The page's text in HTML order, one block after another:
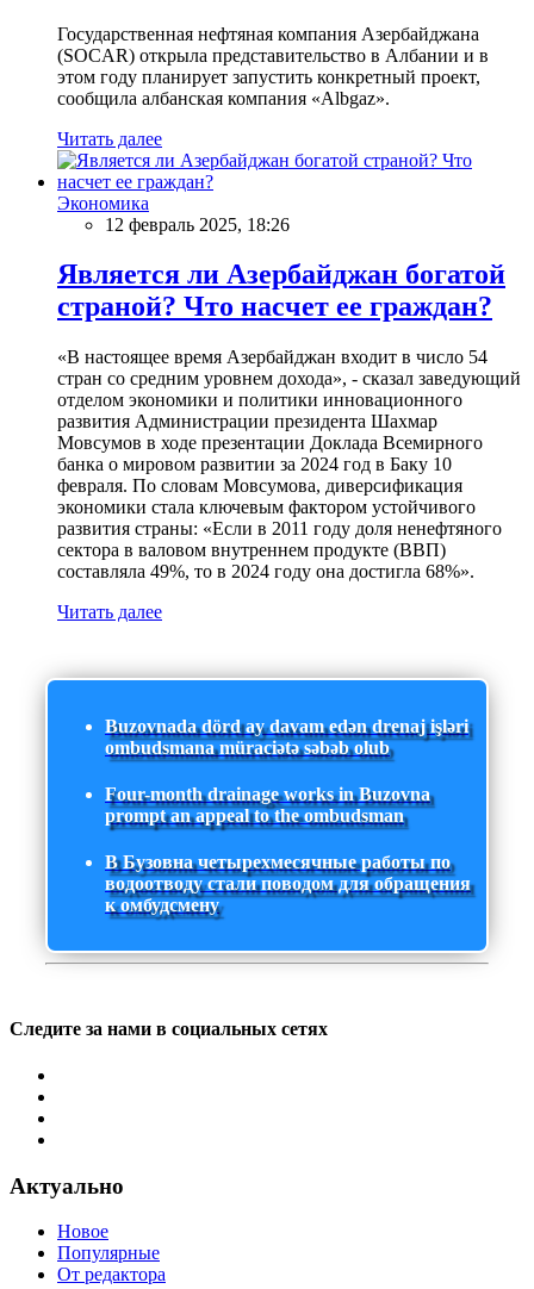
Государственная нефтяная компания Азербайджана
(SOCAR) открыла представительство в Албании и в
этом году планирует запустить конкретный проект,
сообщила албанская компания «Albgaz».
Читать далее
Экономика
12 февраль 2025, 18:26
Является ли Азербайджан богатой
страной? Что насчет ее граждан?
«В настоящее время Азербайджан входит в число 54
стран со средним уровнем дохода», - сказал заведующий
отделом экономики и политики инновационного
развития Администрации президента Шахмар
Мовсумов в ходе презентации Доклада Всемирного
банка о мировом развитии за 2024 год в Баку 10
февраля. По словам Мовсумова, диверсификация
экономики стала ключевым фактором устойчивого
развития страны: «Если в 2011 году доля ненефтяного
сектора в валовом внутреннем продукте (ВВП)
составляла 49%, то в 2024 году она достигла 68%».
Читать далее
Buzovnada dörd ay davam edən drenaj işləri
ombudsmana müraciətə səbəb olub
Four-month drainage works in Buzovna
prompt an appeal to the ombudsman
В Бузовна четырехмесячные работы по
водоотводу стали поводом для обращения
к омбудсмену
Следите за нами в социальных сетях
Актуально
Новое
Популярные
От редактора